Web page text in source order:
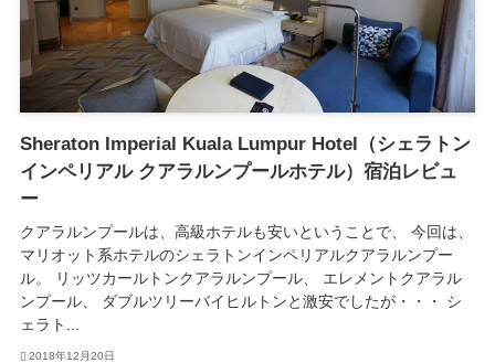
Sheraton Imperial Kuala Lumpur Hotel（シェラトン
インペリアル クアラルンプールホテル）宿泊レビュ
ー
クアラルンプールは、高級ホテルも安いということで、 今回は、
マリオット系ホテルのシェラトンインペリアルクアラルンプー
ル。 リッツカールトンクアラルンプール、 エレメントクアラル
ンプール、 ダブルツリーバイヒルトンと激安でしたが・・・ シ
ェラト...
2018年12月20日